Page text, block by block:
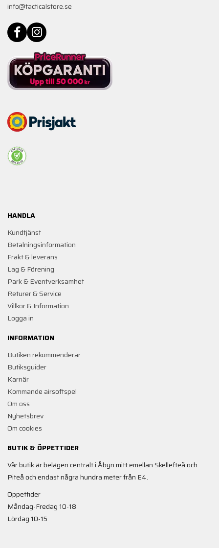
info@tacticalstore.se
HANDLA
Kundtjänst
Betalningsinformation
Frakt & leverans
Lag & Förening
Park & Eventverksamhet
Returer & Service
Villkor & Information
Logga in
INFORMATION
Butiken rekommenderar
Butiksguider
Karriär
Kommande airsoftspel
Om oss
Nyhetsbrev
Om cookies
BUTIK & ÖPPETTIDER
Vår butik är belägen centralt i Åbyn mitt emellan Skellefteå och
Piteå och endast några hundra meter från E4.
Öppettider
Måndag-Fredag 10-18
Lördag 10-15